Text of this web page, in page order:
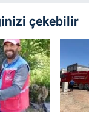
çekebilir